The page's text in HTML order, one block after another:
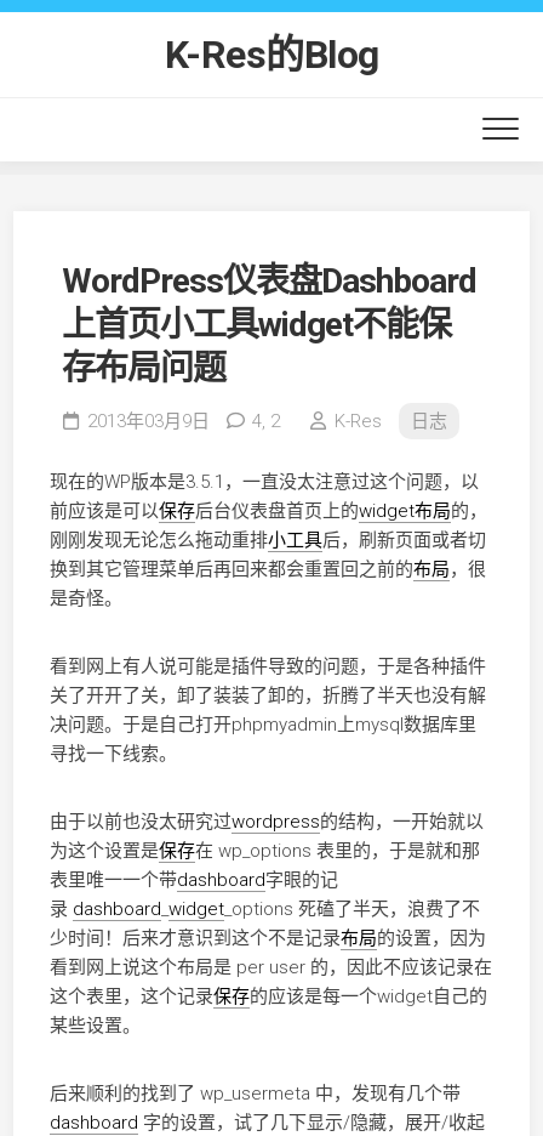
Skip
K-Res的Blog
WordPress仪表盘Dashboard
上首页小工具widget不能保
存布局问题
2013年03月9日 4, 2 K-Res 日志
现在的WP版本是3.5.1，一直没太注意过这个问题，以
前应该是可以保存后台仪表盘首页上的widget布局的，
刚刚发现无论怎么拖动重排小工具后，刷新页面或者切
换到其它管理菜单后再回来都会重置回之前的布局，很
是奇怪。
看到网上有人说可能是插件导致的问题，于是各种插件
关了开开了关，卸了装装了卸的，折腾了半天也没有解
决问题。于是自己打开phpmyadmin上mysql数据库里
寻找一下线索。
由于以前也没太研究过wordpress的结构，一开始就以
为这个设置是保存在 wp_options 表里的，于是就和那
表里唯一一个带dashboard字眼的记
录 dashboard widget_options 死磕了半天，浪费了不
少时间！后来才意识到这个不是记录布局的设置，因为
看到网上说这个布局是 per user 的，因此不应该记录在
这个表里，这个记录保存的应该是每一个widget自己的
某些设置。
后来顺利的找到了 wp_usermeta 中，发现有几个带
dashboard 字的设置，试了几下显示/隐藏，展开/收起